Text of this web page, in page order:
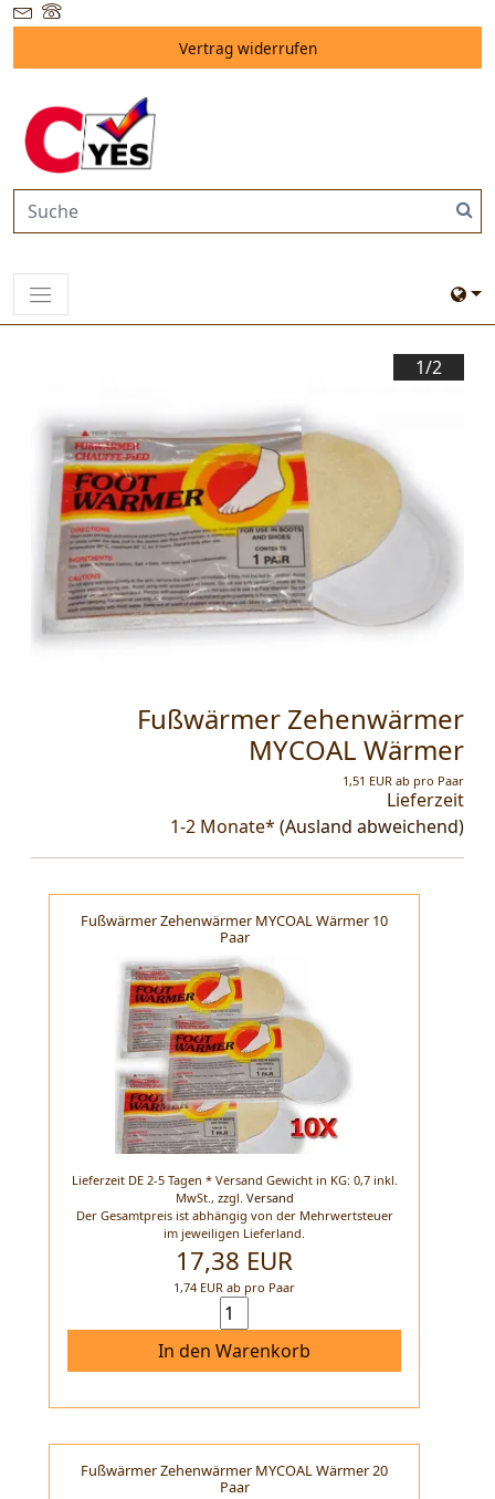
Vertrag widerrufen
1/2
Fußwärmer Zehenwärmer
MYCOAL Wärmer
1,51 EUR ab pro Paar
Lieferzeit
1-2 Monate* (Ausland abweichend)
Fußwärmer Zehenwärmer MYCOAL Wärmer 10
Paar
Lieferzeit DE 2-5 Tagen * Versand Gewicht in KG: 0,7 inkl.
MwSt., zzgl. Versand
Der Gesamtpreis ist abhängig von der Mehrwertsteuer
im jeweiligen Lieferland.
17,38 EUR
1,74 EUR ab pro Paar
In den Warenkorb
Fußwärmer Zehenwärmer MYCOAL Wärmer 20
Paar